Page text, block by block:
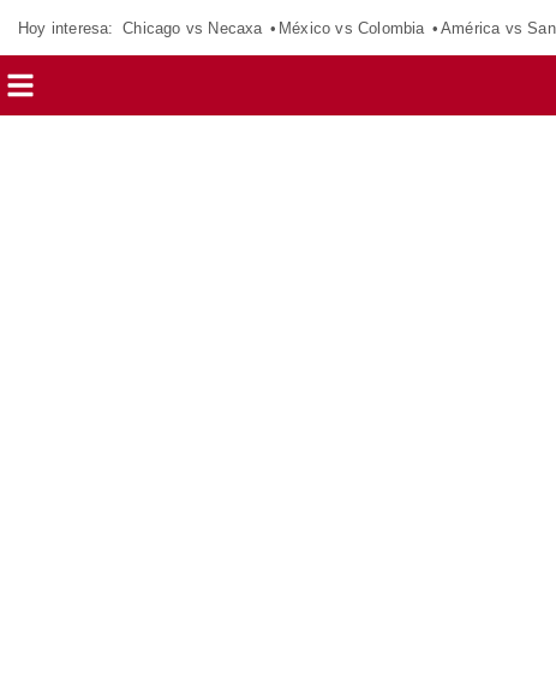
Hoy interesa: Chicago vs Necaxa México vs Colombia América vs